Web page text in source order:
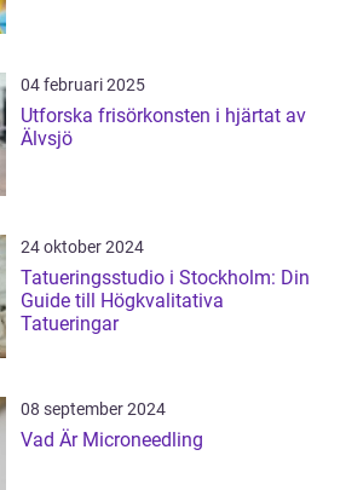
04 februari 2025
Utforska frisörkonsten i hjärtat av
Älvsjö
24 oktober 2024
Tatueringsstudio i Stockholm: Din
Guide till Högkvalitativa
Tatueringar
08 september 2024
Vad Är Microneedling